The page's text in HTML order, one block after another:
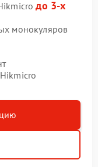
до 3-х
монокуляров